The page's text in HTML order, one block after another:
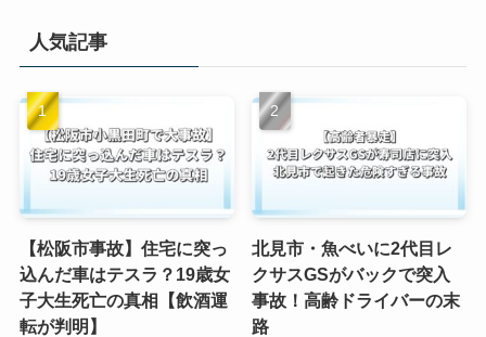
人気記事
【松阪市事故】住宅に突っ
込んだ車はテスラ？19歳女
子大生死亡の真相【飲酒運
転が判明】
北見市・魚べいに2代目レ
クサスGSがバックで突入
事故！高齢ドライバーの末
路